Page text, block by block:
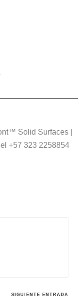
Solid Surfaces |
+57 323 2258854
SIGUIENTE ENTRADA